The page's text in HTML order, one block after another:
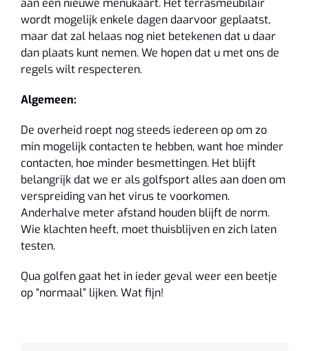
aan een nieuwe menukaart. Het terrasmeubilair
wordt mogelijk enkele dagen daarvoor geplaatst,
maar dat zal helaas nog niet betekenen dat u daar
dan plaats kunt nemen. We hopen dat u met ons de
regels wilt respecteren.
Algemeen:
De overheid roept nog steeds iedereen op om zo
min mogelijk contacten te hebben, want hoe minder
contacten, hoe minder besmettingen. Het blijft
belangrijk dat we er als golfsport alles aan doen om
verspreiding van het virus te voorkomen.
Anderhalve meter afstand houden blijft de norm.
Wie klachten heeft, moet thuisblijven en zich laten
testen.
Qua golfen gaat het in ieder geval weer een beetje
op “normaal” lijken. Wat fijn!